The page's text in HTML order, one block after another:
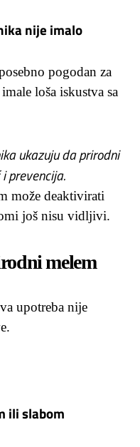
nije imalo
pogodan za
loša iskustva sa
ukazuju da prirodni
prevencija.
može deaktivirati
još nisu vidljivi.
melem
upotreba nije
ili slabom